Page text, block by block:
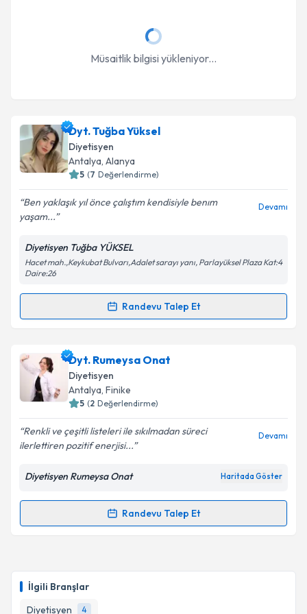
İlgili Branşlar
Diyetisyen
4
Müsaitlik bilgisi yükleniyor...
Dyt. Tuğba Yüksel
Diyetisyen
Antalya, Alanya
5 (7 Değerlendirme)
Ben yaklaşık yıl önce çalıştım kendisiyle benım
yaşam...
Devamı
Diyetisyen Tuğba YÜKSEL
Hacet mah.,Keykubat Bulvarı,Adalet sarayı yanı, Parlayüksel Plaza Kat:4
Daire:26
Randevu Talep Et
Randevu Takvimi Talebi
Dyt. Tuğba Yükseliçin randevu takvimi talebi
oluşturun. Size bu uzmandan randevu almanız için bir
takvim hazırlandığında e-posta ile bilgilendireceğiz.
Kişisel verilerimin işlenmesine ilişkin
Aydınlatma
kapsamda işlenmesini kabul ediyorum.
Dyt. Rumeysa Onat
Diyetisyen
Antalya, Finike
5 (2 Değerlendirme)
Renkli ve çeşitli listeleri ile sıkılmadan süreci
ilerlettiren pozitif enerjisi...
Devamı
Diyetisyen Rumeysa Onat Haritada Göster
Randevu Talep Et
Randevu Takvimi Talebi
takvim hazırlandığında e-posta ile bilgilendireceğiz.